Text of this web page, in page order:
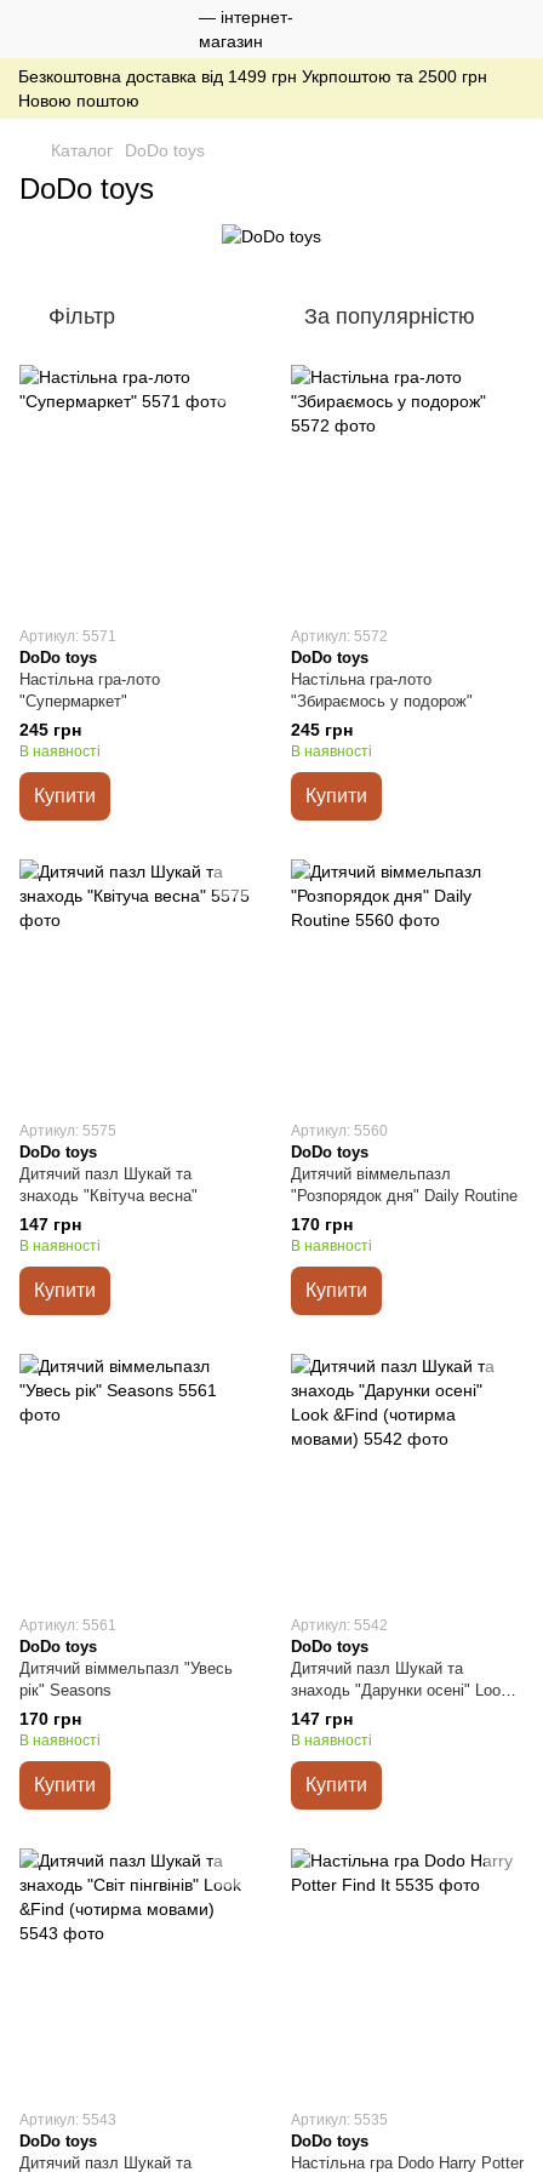
Безкоштовна доставка від 1499 грн Укрпоштою та 2500 грн
Новою поштою
Каталог DoDo toys
DoDo toys
Фільтр За популярністю
Артикул: 5571
DoDo toys
Настільна гра-лото
"Супермаркет"
245 грн
В наявності
Купити
Артикул: 5572
DoDo toys
Настільна гра-лото
"Збираємось у подорож"
245 грн
В наявності
Купити
Артикул: 5575
DoDo toys
Дитячий пазл Шукай та
знаходь "Квітуча весна"
147 грн
В наявності
Купити
Артикул: 5560
DoDo toys
Дитячий віммельпазл
"Розпорядок дня" Daily Routine
170 грн
В наявності
Купити
Артикул: 5561
DoDo toys
Дитячий віммельпазл "Увесь
рік" Seasons
170 грн
В наявності
Купити
Артикул: 5542
DoDo toys
Дитячий пазл Шукай та
знаходь "Дарунки осені" Look
&Find (чотирма мовами)
147 грн
В наявності
Купити
Артикул: 5543
DoDo toys
Дитячий пазл Шукай та
Артикул: 5535
DoDo toys
Настільна гра Dodo Harry Potter